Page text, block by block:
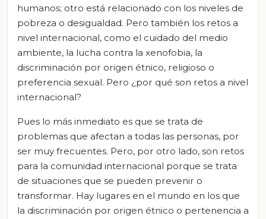
humanos; otro está relacionado con los niveles de
pobreza o desigualdad. Pero también los retos a
nivel internacional, como el cuidado del medio
ambiente, la lucha contra la xenofobia, la
discriminación por origen étnico, religioso o
preferencia sexual. Pero ¿por qué son retos a nivel
internacional?
Pues lo más inmediato es que se trata de
problemas que afectan a todas las personas, por
ser muy frecuentes. Pero, por otro lado, son retos
para la comunidad internacional porque se trata
de situaciones que se pueden prevenir o
transformar. Hay lugares en el mundo en los que
la discriminación por origen étnico o pertenencia a